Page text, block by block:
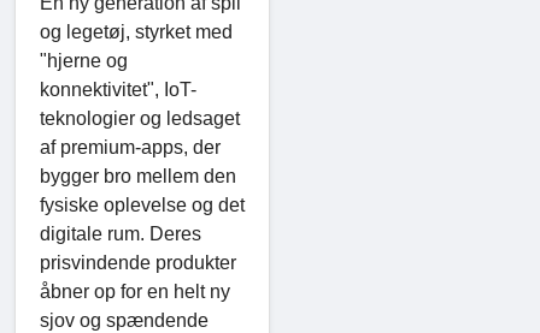
og legetøj, styrket med
"hjerne og
konnektivitet", IoT-
teknologier og ledsaget
af premium-apps, der
bygger bro mellem den
fysiske oplevelse og det
digitale rum. Deres
prisvindende produkter
åbner op for en helt ny
sjov og spændende